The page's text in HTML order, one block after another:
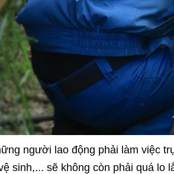
người lao động phải làm việc
sinh,... sẽ không còn phải quá lo